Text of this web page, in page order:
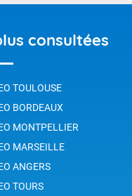
consultées
TOULOUSE
BORDEAUX
MONTPELLIER
MARSEILLE
ANGERS
TOURS